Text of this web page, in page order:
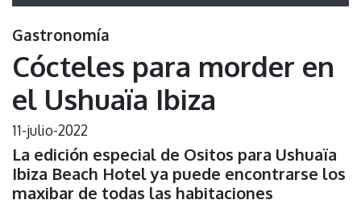
Gastronomía
Cócteles para morder en
el Ushuaïa Ibiza
11-julio-2022
La edición especial de Ositos para Ushuaïa
Ibiza Beach Hotel ya puede encontrarse los
maxibar de todas las habitaciones